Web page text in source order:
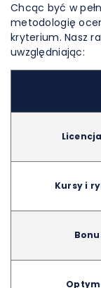
Chcąc być w
metodologię
kryterium. Nasz
uwzględniając:
Kursy i